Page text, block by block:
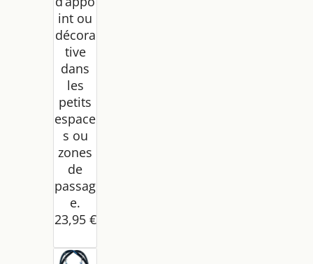
int ou
décora
tive
dans
les
petits
espace
s ou
zones
de
passag
e.
23,95 €